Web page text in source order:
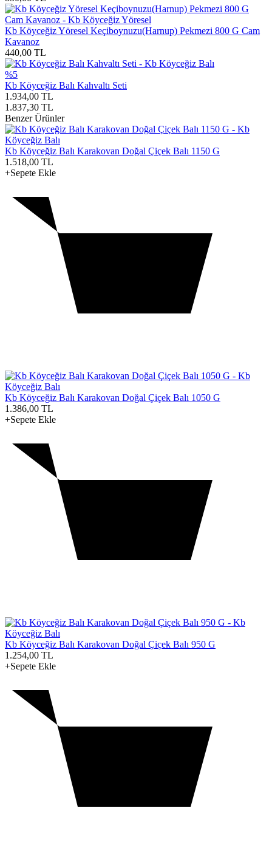
Kb Köyceğiz Yöresel Keçiboynuzu(Harnup) Pekmezi 800 G Cam
Kavanoz
440,00 TL
%5
Kb Köyceğiz Balı Kahvaltı Seti
1.934,00 TL
1.837,30 TL
Benzer Ürünler
Kb Köyceğiz Balı Karakovan Doğal Çiçek Balı 1150 G
1.518,00 TL
+Sepete Ekle
Kb Köyceğiz Balı Karakovan Doğal Çiçek Balı 1050 G
1.386,00 TL
+Sepete Ekle
Kb Köyceğiz Balı Karakovan Doğal Çiçek Balı 950 G
1.254,00 TL
+Sepete Ekle